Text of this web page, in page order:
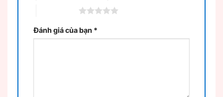
Đánh giá của bạn *